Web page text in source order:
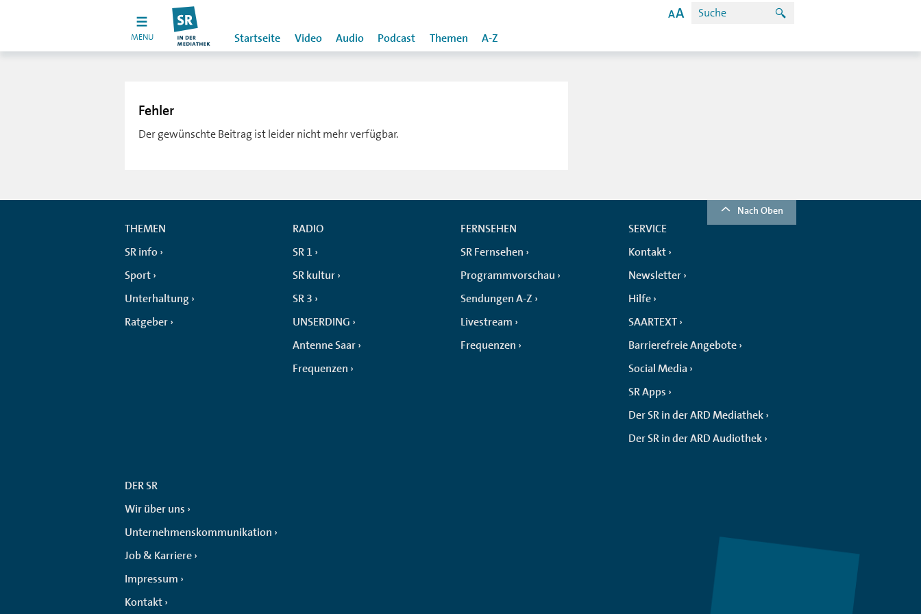
MENU Startseite Video Audio Podcast Themen A-Z
Fehler
Der gewünschte Beitrag ist leider nicht mehr verfügbar.
Nach Oben
THEMEN
SR info
Sport
Unterhaltung
Ratgeber
RADIO
SR 1
SR kultur
SR 3
UNSERDING
Antenne Saar
Frequenzen
FERNSEHEN
SR Fernsehen
Programmvorschau
Sendungen A-Z
Livestream
Frequenzen
SERVICE
Kontakt
Newsletter
Hilfe
SAARTEXT
Barrierefreie Angebote
Social Media
SR Apps
Der SR in der ARD Mediathek
Der SR in der ARD Audiothek
DER SR
Wir über uns
Unternehmenskommunikation
Job & Karriere
Impressum
Kontakt